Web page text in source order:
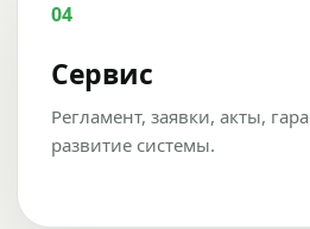
04
Сервис
Регламент, заявки, акты,
развитие системы.